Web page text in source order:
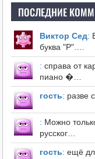
ПОСЛЕДНИЕ
Виктор Сед:
буква "Р".…
: справа от
пиано �…
гость: разве
: Можно
русског…
гость: ещё